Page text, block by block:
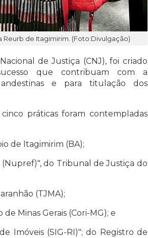
de Itagimirim. (Foto:Divulgação)
de Justiça (CNJ), foi criado
que contribuam com a
e para titulação dos
práticas foram contempladas
de Itagimirim (BA);
do Tribunal de Justiça do
(TJMA);
Minas Gerais (Cori-MG); e
Imóveis (SIG-RI)"; do Registro de